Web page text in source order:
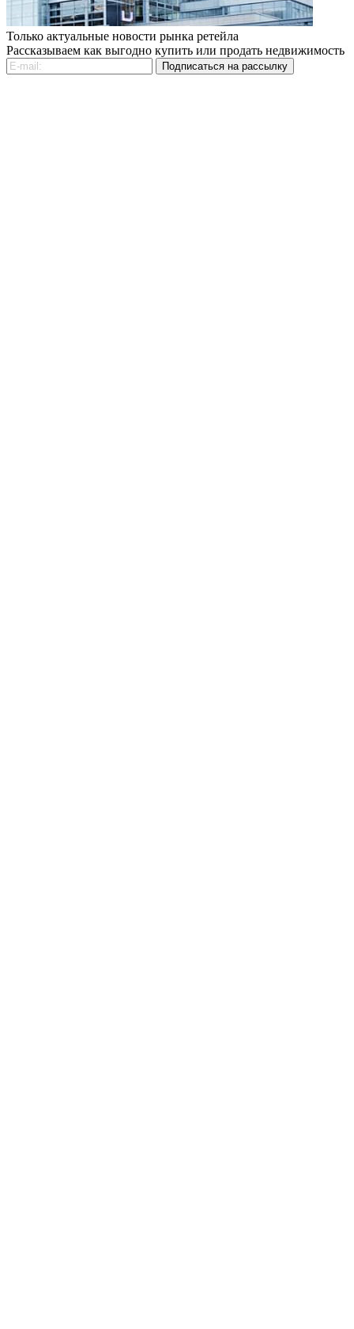
Только актуальные новости рынка ретейла
Рассказываем как выгодно купить или продать недвижимость